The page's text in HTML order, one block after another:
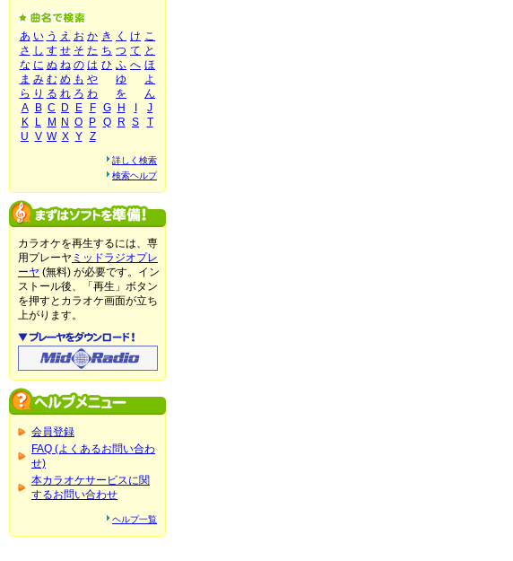
あ い う え お か き く け こ
さ し す せ そ た ち つ て と
な に ぬ ね の は ひ ふ へ ほ
ま み む め も や ゆ
よ
ら り る れ ろ わ を
ん
A
B C D E F G H
J
K
L M N O P Q R S
T
U V W X Y Z
詳しく検索
検索ヘルプ
カラオケを再生するには、専
用プレーヤ ミッドラジオプレ
ーヤ (無料) が必要です。イン
ストール後、「再生」ボタン
を押すとカラオケ画面が立ち
上がります。
会員登録
FAQ (よくあるお問い合わ
せ)
本カラオケサービスに関
するお問い合わせ
ヘルプ一覧